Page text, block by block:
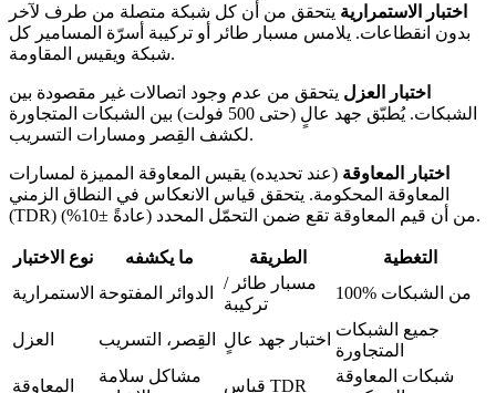
اختبار الاستمرارية يتحقق من أن كل شبكة متصلة من طرف لآخر
بدون انقطاعات. يلامس مسبار طائر أو تركيبة أسرّة المسامير كل
شبكة ويقيس المقاومة.
اختبار العزل يتحقق من عدم وجود اتصالات غير مقصودة بين
الشبكات. يُطبّق جهد عالٍ (حتى 500 فولت) بين الشبكات المتجاورة
لكشف القِصر ومسارات التسريب.
اختبار المعاوقة (عند تحديده) يقيس المعاوقة المميزة لمسارات
المعاوقة المحكومة. يتحقق قياس الانعكاس في النطاق الزمني
(TDR) من أن قيم المعاوقة تقع ضمن التحمّل المحدد (عادةً ±10%).
نوع الاختبار ما يكشفه الطريقة
التغطية
الاستمرارية الدوائر المفتوحة
مسبار طائر /
تركيبة
100% من الشبكات
العزل القِصر، التسريب اختبار جهد عالٍ
جميع الشبكات
المتجاورة
المعاوقة
مشاكل سلامة
قياس TDR
شبكات المعاوقة